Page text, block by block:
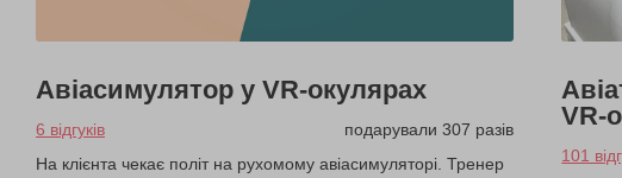
Авіасимулятор у VR-окулярах
6 відгуків
подарували 307 разів
На клієнта чекає політ на рухомому авіасимуляторі. Тренер
VR-
101